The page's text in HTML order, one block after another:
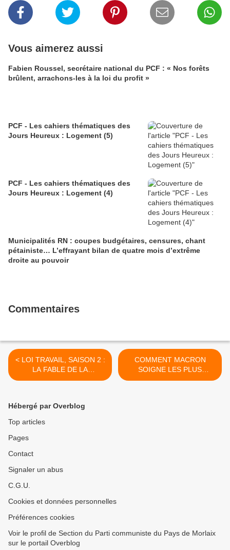
Vous aimerez aussi
Fabien Roussel, secrétaire national du PCF : « Nos forêts
brûlent, arrachons-les à la loi du profit »
PCF - Les cahiers thématiques des
Jours Heureux : Logement (5)
PCF - Les cahiers thématiques des
Jours Heureux : Logement (4)
Municipalités RN : coupes budgétaires, censures, chant
pétainiste… L’effrayant bilan de quatre mois d’extrême
droite au pouvoir
Commentaires
< LOI TRAVAIL, SAISON 2 :
LA FABLE DE LA
DEMOCRATIE
JARDINAUD)
COMMENT MACRON
SOIGNE LES PLUS
FORTUNES (L’HUMANITE
Hébergé par Overblog
Top articles
Pages
Contact
Signaler un abus
C.G.U.
Cookies et données personnelles
Préférences cookies
Voir le profil de Section du Parti communiste du Pays de Morlaix
sur le portail Overblog